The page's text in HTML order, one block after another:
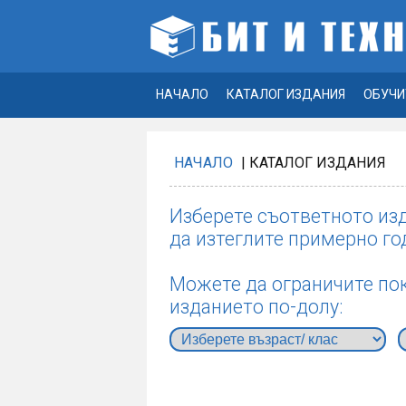
НАЧАЛО КАТАЛОГ ИЗДАНИЯ
НАЧАЛО | КАТАЛОГ ИЗДАНИЯ
Изберете съответното
да изтеглите примерно
Можете да ограничите
изданието по-долу: